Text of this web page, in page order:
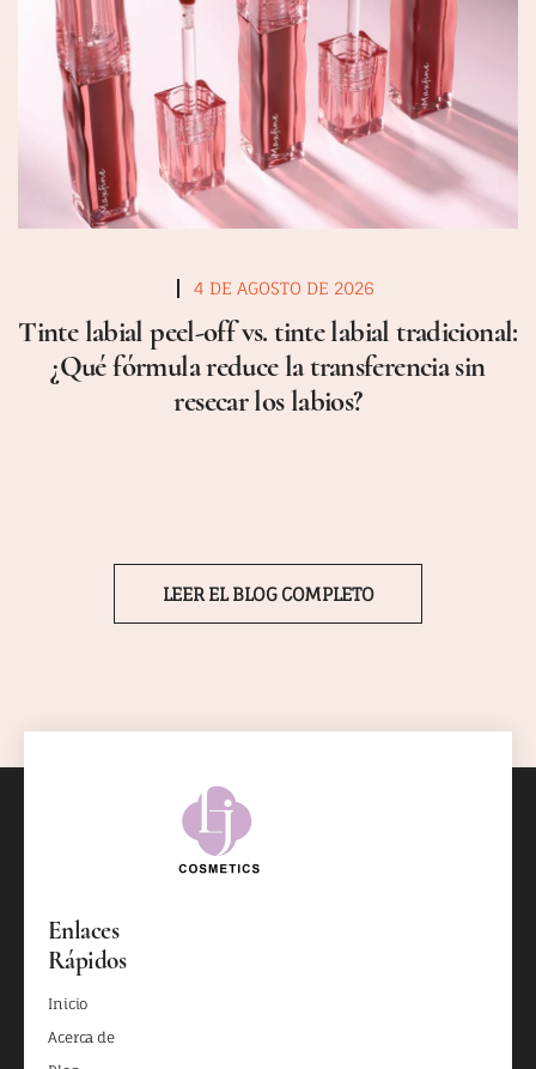
4 DE AGOSTO DE 2026
Tinte labial peel-off vs. tinte labial tradicional:
¿Qué fórmula reduce la transferencia sin
resecar los labios?
LEER EL BLOG COMPLETO
Enlaces
Rápidos
Inicio
Acerca de